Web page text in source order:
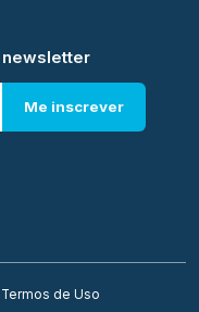
Me inscrever
Termos de Uso